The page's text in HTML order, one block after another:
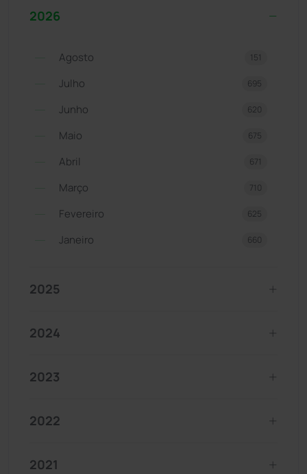
2026
Agosto 151
Julho 695
Junho 620
Maio 675
Abril 671
Março 710
Fevereiro 625
Janeiro 660
2025
2024
2023
2022
2021